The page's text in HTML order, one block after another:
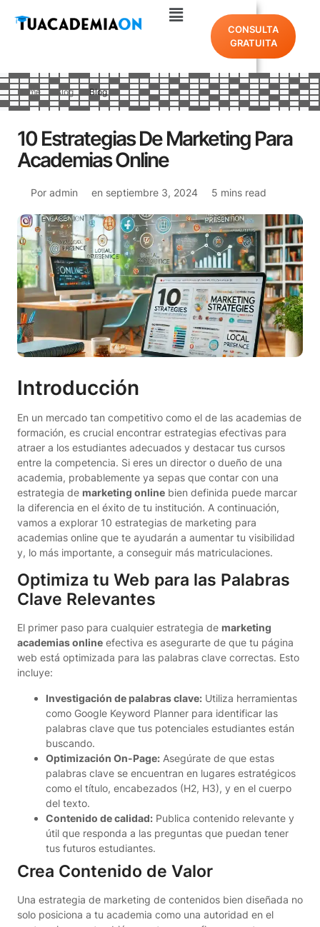
CONSULTA
GRATUITA
Home Blog Blog
10 Estrategias De Marketing Para
Academias Online
Por admin en septiembre 3, 2024 5 mins read
Introducción
En un mercado tan competitivo como el de las academias de
formación, es crucial encontrar estrategias efectivas para
atraer a los estudiantes adecuados y destacar tus cursos
entre la competencia. Si eres un director o dueño de una
academia, probablemente ya sepas que contar con una
estrategia de marketing online bien definida puede marcar
la diferencia en el éxito de tu institución. A continuación,
vamos a explorar 10 estrategias de marketing para
academias online que te ayudarán a aumentar tu visibilidad
y, lo más importante, a conseguir más matriculaciones.
Optimiza tu Web para las Palabras
Clave Relevantes
El primer paso para cualquier estrategia de marketing
academias online efectiva es asegurarte de que tu página
web está optimizada para las palabras clave correctas. Esto
incluye:
Investigación de palabras clave: Utiliza herramientas
como Google Keyword Planner para identificar las
palabras clave que tus potenciales estudiantes están
buscando.
Optimización On-Page: Asegúrate de que estas
palabras clave se encuentran en lugares estratégicos
como el título, encabezados (H2, H3), y en el cuerpo
del texto.
Contenido de calidad: Publica contenido relevante y
útil que responda a las preguntas que puedan tener
tus futuros estudiantes.
Crea Contenido de Valor
Una estrategia de marketing de contenidos bien diseñada no
solo posiciona a tu academia como una autoridad en el